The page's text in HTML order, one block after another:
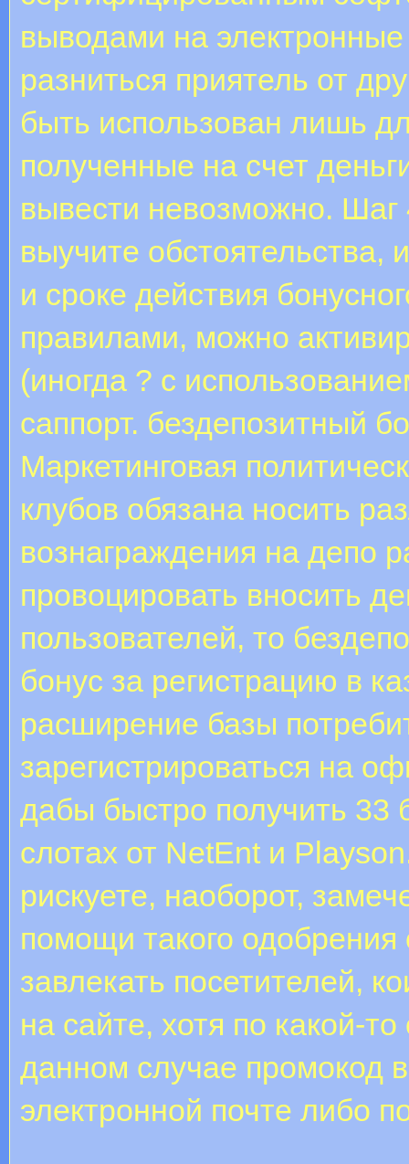
выводами на
разниться приятель от
быть использован лишь
полученные на счет
вывести невозможно.
выучите
и сроке действия
правилами, можно
(иногда ? с
саппорт. бездепозитный
Маркетинговая
клубов обязана носить
вознаграждения на депо
провоцировать вносить
пользователей, то
бонус за регистрацию в
расширение базы
зарегистрироваться на
дабы быстро получить 33
слотах от NetEnt и
рискуете, наоборот,
помощи такого
завлекать посетителей,
на сайте, хотя по какой-
данном случае промокод
электронной почте либо